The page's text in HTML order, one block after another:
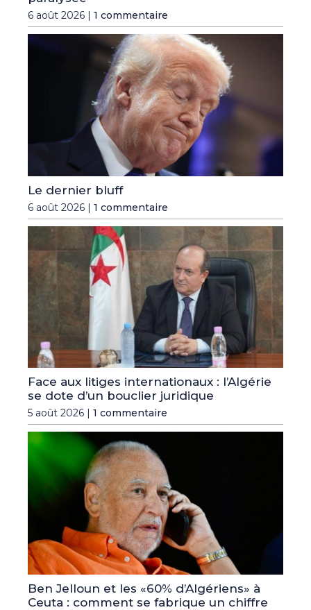
6 août 2026 | 1 commentaire
Le dernier bluff
6 août 2026 | 1 commentaire
Face aux litiges internationaux : l’Algérie
se dote d’un bouclier juridique
5 août 2026 | 1 commentaire
Ben Jelloun et les «60% d’Algériens» à
Ceuta : comment se fabrique un chiffre